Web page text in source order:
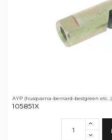
AYP (husqvarna-bernard-bestgreen etc...)
105851X